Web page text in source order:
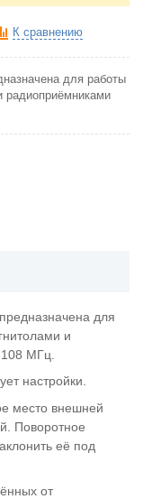
К сравнению
для работы
радиоприёмниками
для
и
МГц.
настройки.
место внешней
Поворотное
её под
от